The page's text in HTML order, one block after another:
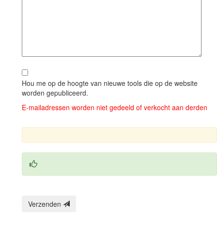
Hou me op de hoogte van nieuwe tools die op de website
worden gepubliceerd.
E‑mailadressen worden niet gedeeld of verkocht aan derden
Verzenden